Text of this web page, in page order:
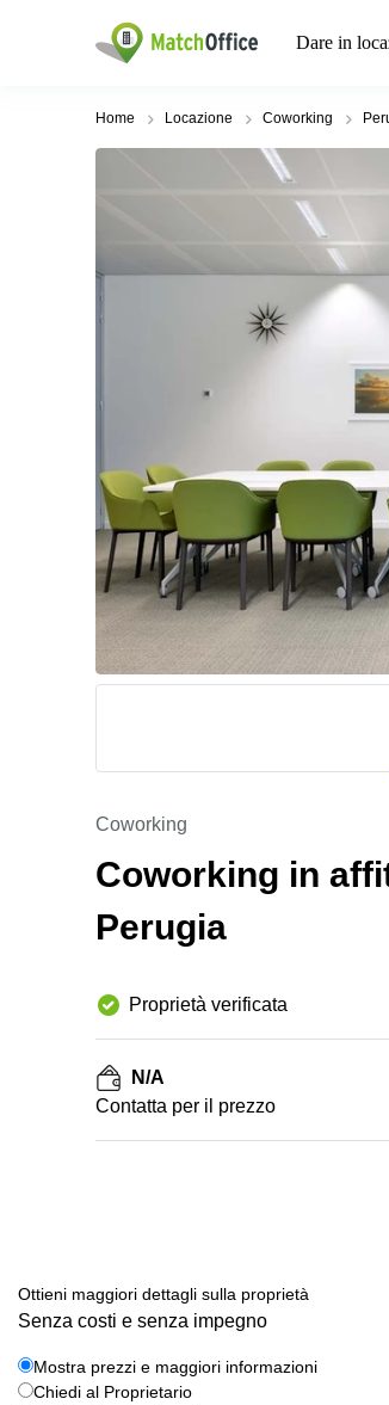
Dare in
Home Locazione Coworking
Coworking
Coworking in
Perugia
Proprietà verificata
N/A
Сontatta per il prezzo
Ottieni maggiori dettagli sulla proprietà
Senza costi e senza impegno
Mostra prezzi e maggiori informazioni
Chiedi al Proprietario